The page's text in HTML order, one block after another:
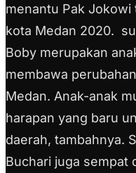
menantu Pak
kota Medan 2020.
Boby merupakan
membawa
Medan. Anak-anak
harapan yang baru
daerah, tambahnya.
Buchari juga sempat